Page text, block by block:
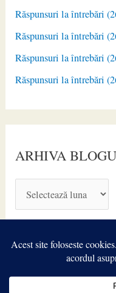
Răspunsuri la întrebări
Răspunsuri la întrebări
Răspunsuri la întrebări
Răspunsuri la întrebări
ARHIVA
R
I